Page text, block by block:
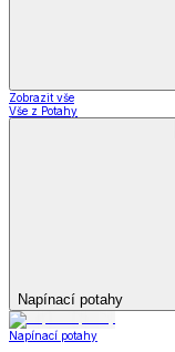
Zobrazit vše
Vše z Potahy
Napínací potahy
Napínací potahy